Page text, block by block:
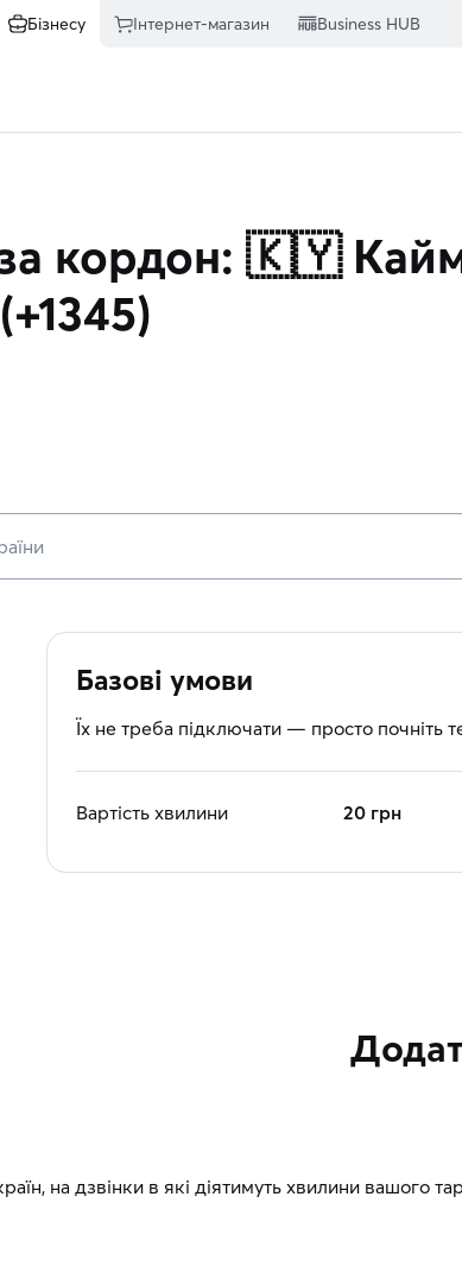
Бізнесу Інтернет-магазин Business HUB
кордон: 🇰🇾
Базові умови
Їх не треба підключати — просто почніть
Вартість хвилини 20 грн
на дзвінки в які діятимуть хвилини вашого